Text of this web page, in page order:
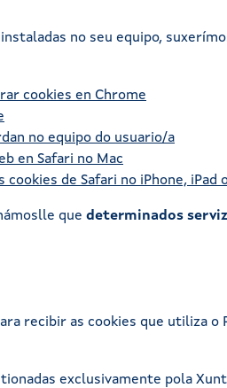
instaladas no seu equipo,
cookies en Chrome
no equipo do usuario/a
en Safari no Mac
de Safari no iPhone, iPad
que determinados
recibir as cookies que utiliza
exclusivamente pola